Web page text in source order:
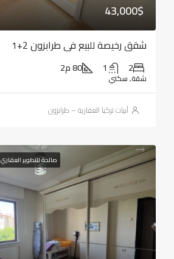
43,000$
شقق رخيصة للبيع في طرابزون 2+1
2
1 80 م2
شقة, سكني
أبيات تركيا العقارية – طرابزون
صالحة للتطوير العقاري